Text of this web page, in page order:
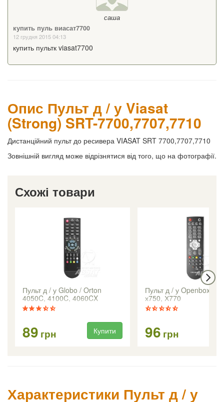
саша
купить пуль виасат7700
12 грудня 2015 04:13
купить пультк viasat7700
Опис Пульт д / у Viasat
(Strong) SRT-7700,7707,7710
Дистанційний пульт до ресивера VIASAT SRT 7700,7707,7710
Зовнішній вигляд може відрізнятися від того, що на фотографії.
Схожі товари
Пульт д / у Globo / Orton
4050C, 4100C, 4060CX
89 грн Купити
Пульт д / у Openbox
х750, Х770
96 грн
Характеристики Пульт д / у